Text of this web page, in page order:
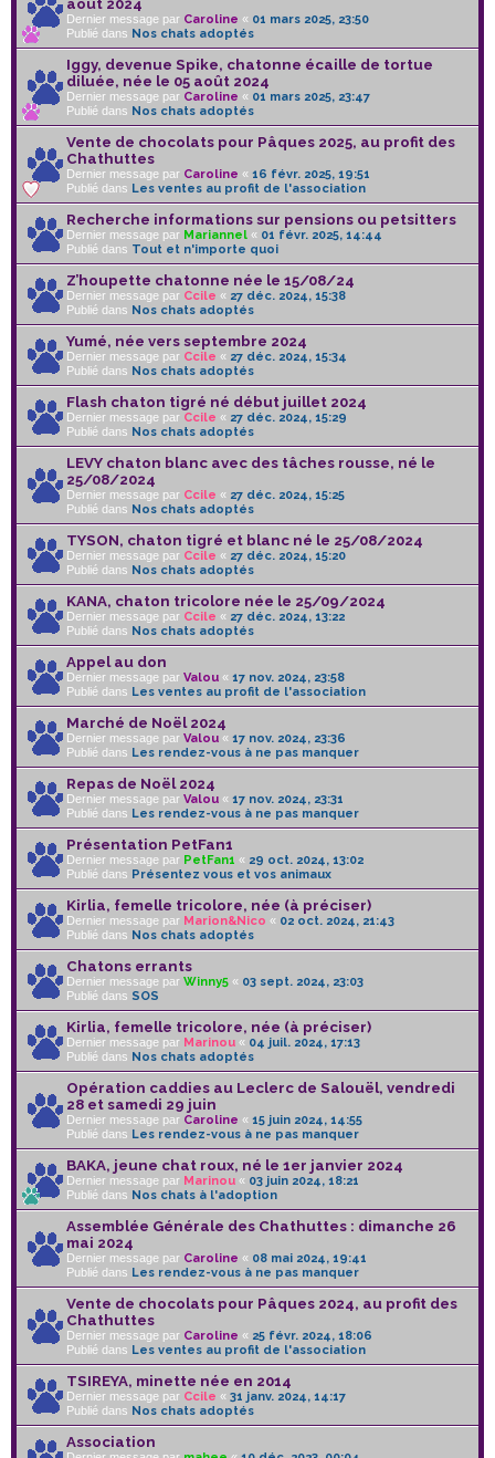
août 2024
Dernier message par Caroline « 01 mars 2025, 23:50
Publié dans Nos chats adoptés
Iggy, devenue Spike, chatonne écaille de tortue
diluée, née le 05 août 2024
Dernier message par Caroline « 01 mars 2025, 23:47
Publié dans Nos chats adoptés
Vente de chocolats pour Pâques 2025, au profit des
Chathuttes
Dernier message par Caroline « 16 févr. 2025, 19:51
Publié dans Les ventes au profit de l'association
Recherche informations sur pensions ou petsitters
Dernier message par Mariannel « 01 févr. 2025, 14:44
Publié dans Tout et n'importe quoi
Z’houpette chatonne née le 15/08/24
Dernier message par Ccile « 27 déc. 2024, 15:38
Publié dans Nos chats adoptés
Yumé, née vers septembre 2024
Dernier message par Ccile « 27 déc. 2024, 15:34
Publié dans Nos chats adoptés
Flash chaton tigré né début juillet 2024
Dernier message par Ccile « 27 déc. 2024, 15:29
Publié dans Nos chats adoptés
LEVY chaton blanc avec des tâches rousse, né le
25/08/2024
Dernier message par Ccile « 27 déc. 2024, 15:25
Publié dans Nos chats adoptés
TYSON, chaton tigré et blanc né le 25/08/2024
Dernier message par Ccile « 27 déc. 2024, 15:20
Publié dans Nos chats adoptés
KANA, chaton tricolore née le 25/09/2024
Dernier message par Ccile « 27 déc. 2024, 13:22
Publié dans Nos chats adoptés
Appel au don
Dernier message par Valou « 17 nov. 2024, 23:58
Publié dans Les ventes au profit de l'association
Marché de Noël 2024
Dernier message par Valou « 17 nov. 2024, 23:36
Publié dans Les rendez-vous à ne pas manquer
Repas de Noël 2024
Dernier message par Valou « 17 nov. 2024, 23:31
Publié dans Les rendez-vous à ne pas manquer
Présentation PetFan1
Dernier message par PetFan1 « 29 oct. 2024, 13:02
Publié dans Présentez vous et vos animaux
Kirlia, femelle tricolore, née (à préciser)
Dernier message par Marion&Nico « 02 oct. 2024, 21:43
Publié dans Nos chats adoptés
Chatons errants
Dernier message par Winny5 « 03 sept. 2024, 23:03
Publié dans SOS
Kirlia, femelle tricolore, née (à préciser)
Dernier message par Marinou « 04 juil. 2024, 17:13
Publié dans Nos chats adoptés
Opération caddies au Leclerc de Salouël, vendredi
28 et samedi 29 juin
Dernier message par Caroline « 15 juin 2024, 14:55
Publié dans Les rendez-vous à ne pas manquer
BAKA, jeune chat roux, né le 1er janvier 2024
Dernier message par Marinou « 03 juin 2024, 18:21
Publié dans Nos chats à l'adoption
Assemblée Générale des Chathuttes : dimanche 26
mai 2024
Dernier message par Caroline « 08 mai 2024, 19:41
Publié dans Les rendez-vous à ne pas manquer
Vente de chocolats pour Pâques 2024, au profit des
Chathuttes
Dernier message par Caroline « 25 févr. 2024, 18:06
Publié dans Les ventes au profit de l'association
TSIREYA, minette née en 2014
Dernier message par Ccile « 31 janv. 2024, 14:17
Publié dans Nos chats adoptés
Association